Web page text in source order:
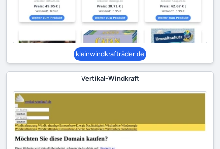
kleinwindkrafträder.de
Vertikal-Windkraft